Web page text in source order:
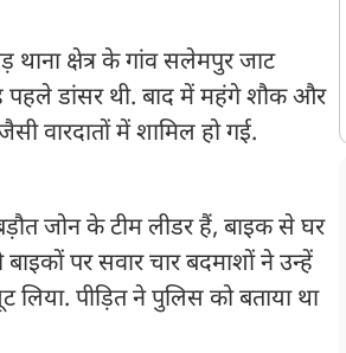
क्षेत्र के गांव सलेमपुर जाट
पहले डांसर थी. बाद में महंगे शौक और
वारदातों में शामिल हो गई.
जोन के टीम लीडर हैं, बाइक से घर
पर सवार चार बदमाशों ने उन्हें
पीड़ित ने पुलिस को बताया था